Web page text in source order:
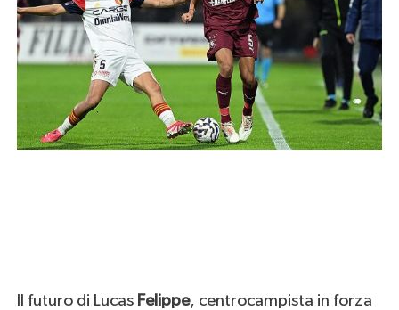
Il futuro di Lucas Felippe, centrocampista in forza